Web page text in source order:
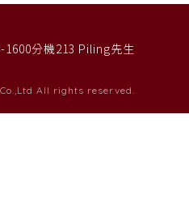
1600分機213 Piling先生
All rights reserved.